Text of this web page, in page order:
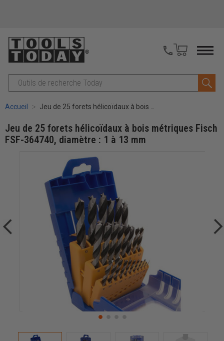
Recherche
Accueil Jeu de 25 forets hélicoïdaux à bois métriques Fisch FSF-364740, diamètre : 1 à 13 mm
Jeu de 25 forets hélicoïdaux à bois métriques Fisch
FSF-364740, diamètre : 1 à 13 mm